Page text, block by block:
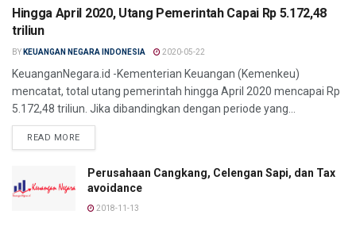
Hingga April 2020, Utang Pemerintah Capai Rp 5.172,48
triliun
BY KEUANGAN NEGARA INDONESIA 2020-05-22
KeuanganNegara.id -Kementerian Keuangan (Kemenkeu)
mencatat, total utang pemerintah hingga April 2020 mencapai Rp
5.172,48 triliun. Jika dibandingkan dengan periode yang...
READ MOREDETAILS
Perusahaan Cangkang, Celengan Sapi, dan Tax
avoidance
2018-11-13